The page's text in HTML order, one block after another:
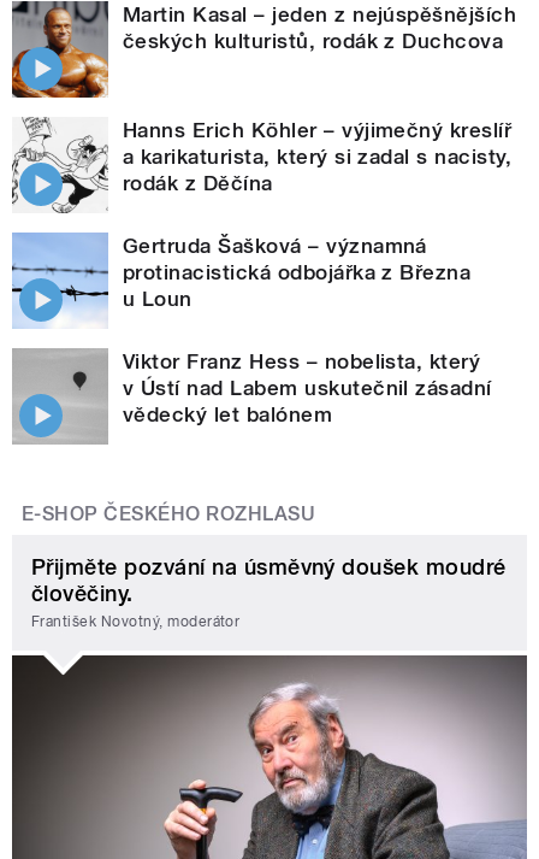
Martin Kasal – jeden z nejúspěšnějších
českých kulturistů, rodák z Duchcova
Hanns Erich Köhler – výjimečný kreslíř
a karikaturista, který si zadal s nacisty,
rodák z Děčína
Gertruda Šašková – významná
protinacistická odbojářka z Března
u Loun
Viktor Franz Hess – nobelista, který
v Ústí nad Labem uskutečnil zásadní
vědecký let balónem
E-SHOP ČESKÉHO ROZHLASU
Přijměte pozvání na úsměvný doušek moudré
člověčiny.
František Novotný, moderátor